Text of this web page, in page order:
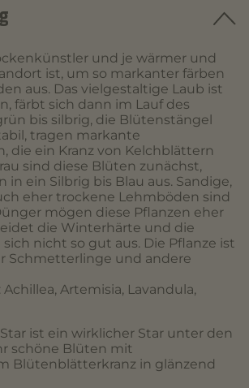
und je wärmer und
ist, um so markanter färben
aus. Das vielgestaltige Laub ist
färbt sich dann im Lauf des
bis silbrig, die Blütenstängel
tragen markante
die ein Kranz von Kelchblättern
sind diese Blüten zunächst,
in ein Silbrig bis Blau aus. Sandige,
eher trockene Lehmböden sind
mögen diese Pflanzen eher
die Winterhärte und die
nicht so gut aus. Die Pflanze ist
Schmetterlinge und andere
Artemisia, Lavandula,
ist ein wirklicher Star unter den
schöne Blüten mit
Blütenblätterkranz in glänzend